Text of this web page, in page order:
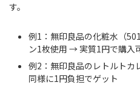
す。
例1：無印良品の化粧水（
ン1枚使用 → 実質1円で購入
例2：無印良品のレトルト
同様に1円負担でゲット